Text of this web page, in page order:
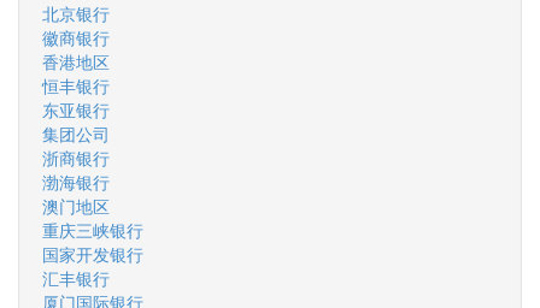
北京银行
徽商银行
香港地区
恒丰银行
东亚银行
集团公司
浙商银行
渤海银行
澳门地区
重庆三峡银行
国家开发银行
汇丰银行
厦门国际银行